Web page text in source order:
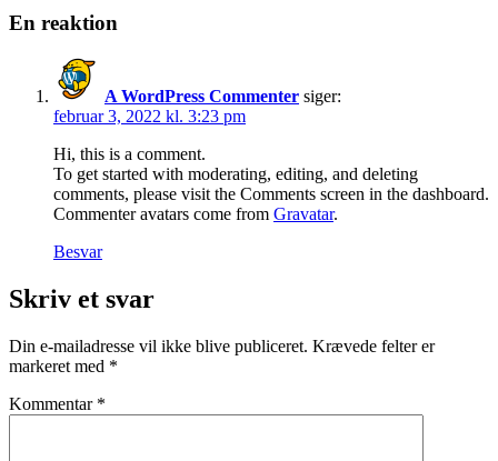
En reaktion
A WordPress Commenter siger:
februar 3, 2022 kl. 3:23 pm
Hi, this is a comment.
To get started with moderating, editing, and deleting
comments, please visit the Comments screen in the dashboard.
Commenter avatars come from Gravatar.
Besvar
Skriv et svar
Din e-mailadresse vil ikke blive publiceret. Krævede felter er
markeret med *
Kommentar *